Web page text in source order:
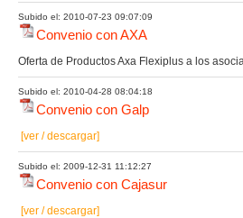
Subido el: 2010-07-23 09:07:09
Convenio con AXA
Oferta de Productos Axa Flexiplus a los
Subido el: 2010-04-28 08:04:18
Convenio con Galp
[ver / descargar]
Subido el: 2009-12-31 11:12:27
Convenio con Cajasur
[ver / descargar]